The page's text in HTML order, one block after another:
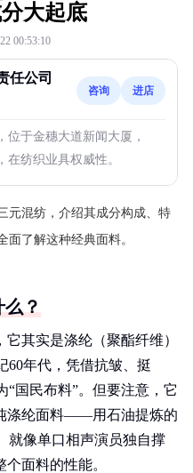
大起底
00:53:10
任公司
咨询 进店
位于金穗大道新闻大厦，
纺织业具权威性。
元混纺，介绍其成分构成、特
了解这种经典面料。
？
其实是涤纶（聚酯纤维）
60年代，凭借抗皱、挺
国民布料”。但要注意，它
涤纶面料——用石油提炼的
就像单口相声演员独自撑
面料的性能。